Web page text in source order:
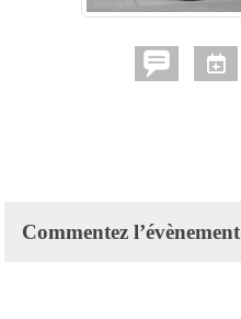
Commentez l’évènement